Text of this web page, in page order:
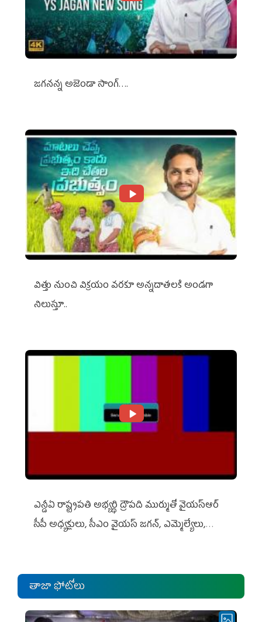
జగనన్న అజెండా సాంగ్….
విత్తు నుంచి విక్రయం వరకూ అన్నదాతలకి అండగా
నిలుస్తూ..
ఎన్డీఏ రాష్ట్ర‌ప‌తి అభ్య‌ర్థి ద్రౌప‌ది ముర్ముతో వైయ‌స్ఆర్
సీపీ అధ్య‌క్షులు, సీఎం వైయ‌స్ జ‌గ‌న్, ఎమ్మెల్యేలు,
తాజా ఫోటోలు